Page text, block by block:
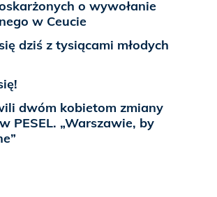
o wywołanie
w Ceucie
dziś z tysiącami młodych
dwóm kobietom zmiany
PESEL. „Warszawie, by